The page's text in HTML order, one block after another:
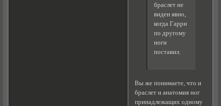
браслет не
виден явно,
когда Гарри
по другому
ноги
поставил.
Вы же понимаете, что и
браслет и анатомия ног
принадлежащих одному